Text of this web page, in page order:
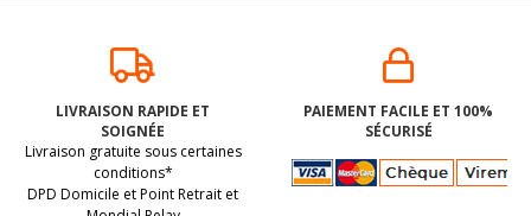
LIVRAISON RAPIDE ET
SOIGNÉE
Livraison gratuite sous certaines
conditions*
DPD Domicile et Point Retrait et
PAIEMENT FACILE ET 100%
SÉCURISÉ